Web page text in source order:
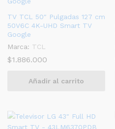
TV TCL 50″ Pulgadas 127 cm
50V6C 4K-UHD Smart TV
Google
Marca: TCL
$1.886.000
Añadir al carrito